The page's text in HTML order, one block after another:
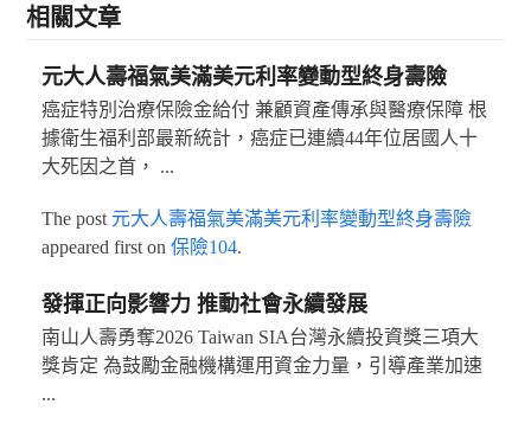
相關文章
元大人壽福氣美滿美元利率變動型終身壽險
癌症特別治療保險金給付 兼顧資產傳承與醫療保障 根
據衛生福利部最新統計，癌症已連續44年位居國人十
大死因之首， ...
The post 元大人壽福氣美滿美元利率變動型終身壽險
appeared first on 保險104.
發揮正向影響力 推動社會永續發展
南山人壽勇奪2026 Taiwan SIA台灣永續投資獎三項大
獎肯定 為鼓勵金融機構運用資金力量，引導產業加速
...